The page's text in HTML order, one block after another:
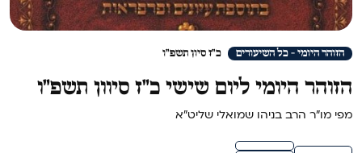
כ"ז סיון תשפ"ו הזוהר היומי - כל השיעורים
הזוהר היומי ליום שישי כ״ז סיוון תשפ״ו
מפי מו"ר הרב בניהו שמואלי שליט"א